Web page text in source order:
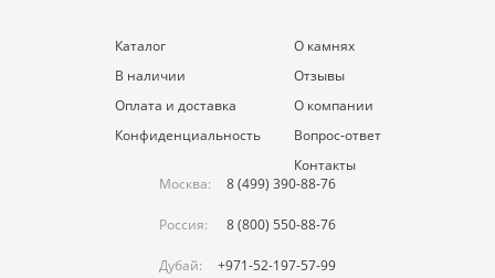
Каталог
В наличии
Оплата и доставка
Конфиденциальность
О камнях
Отзывы
О компании
Вопрос-ответ
Контакты
Москва:
8 (499) 390-88-76
Россия: 8 (800) 550-88-76
Дубай: +971-52-197-57-99